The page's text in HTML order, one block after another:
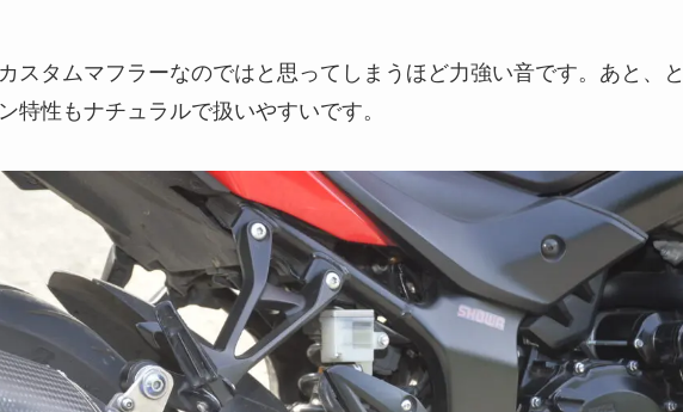
スタムマフラーなのではと思ってしまうほど力強い音です。あと、
特性もナチュラルで扱いやすいです。